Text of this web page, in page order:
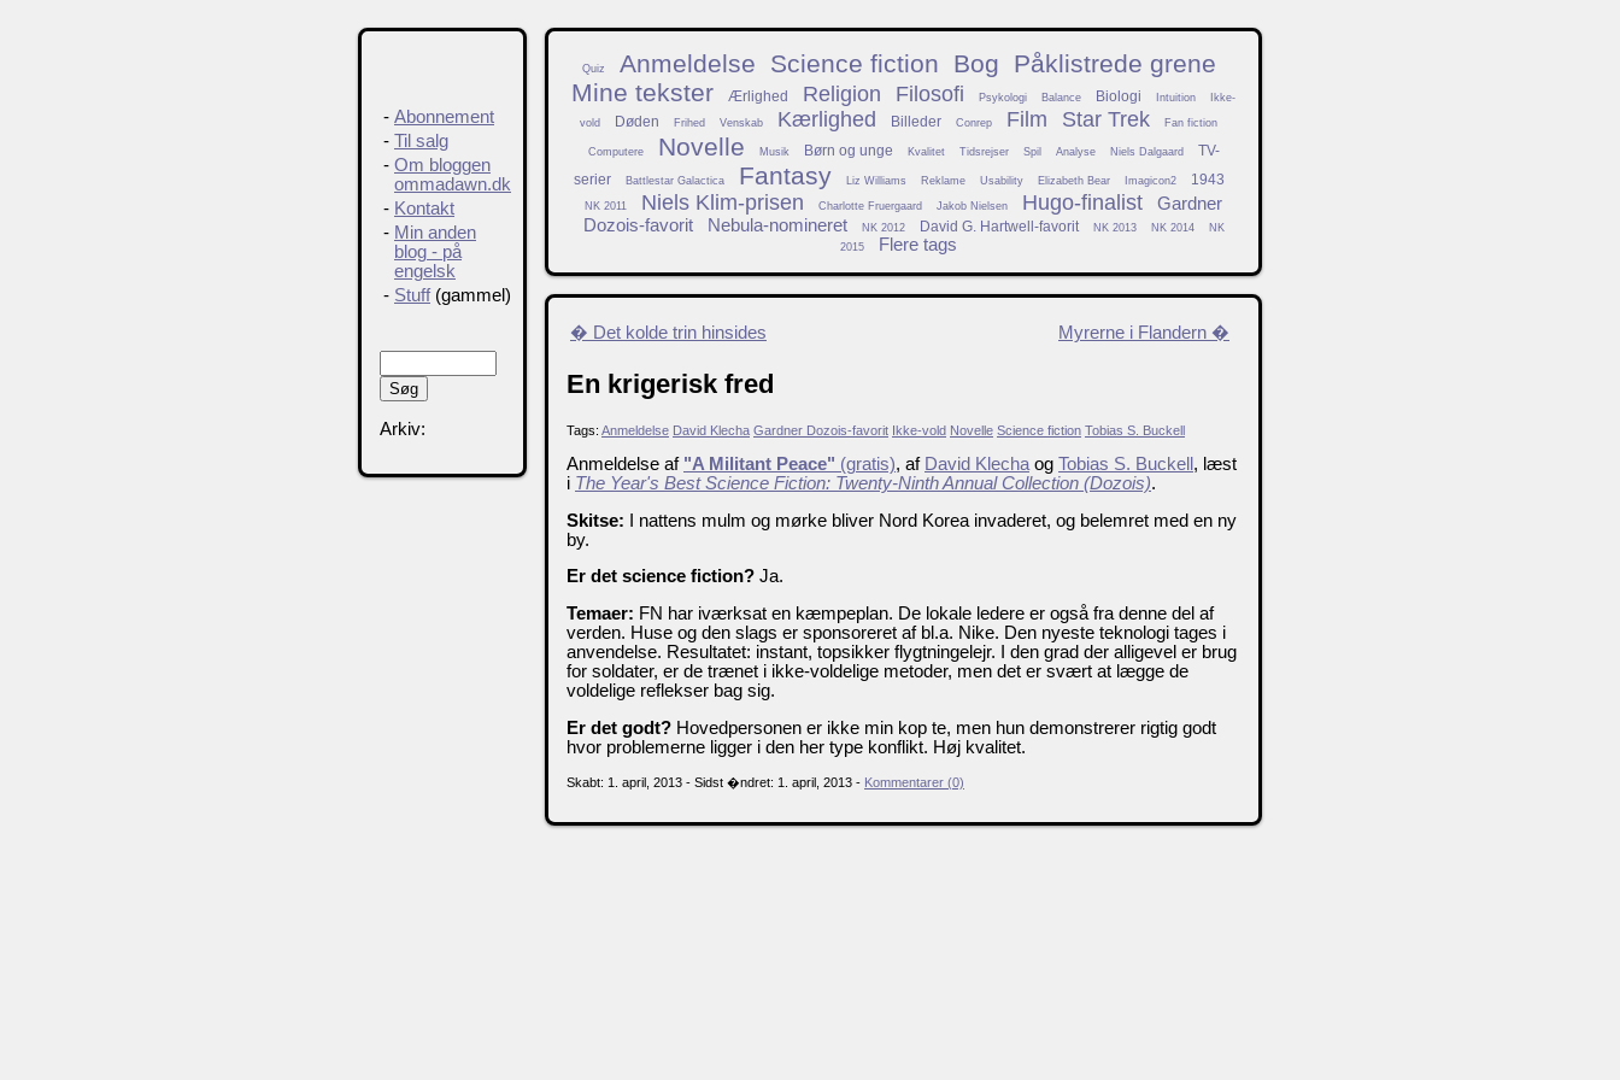
Quiz Anmeldelse Science fiction Bog
Påklistrede grene
Mine tekster
Ærlighed Religion Filosofi Psykologi Balance Biologi Intuition Ikke-
vold Døden Frihed Venskab Kærlighed Billeder Conrep Film Star Trek Fan fiction
Computere Novelle Musik Børn og unge Kvalitet Tidsrejser Spil Analyse Niels Dalgaard
TV-
serier
Battlestar Galactica Fantasy Liz Williams Reklame Usability Elizabeth Bear Imagicon2 1943
NK 2011 Niels Klim-prisen Charlotte Fruergaard Jakob Nielsen Hugo-finalist
Gardner
Dozois-favorit
Nebula-nomineret NK 2012 David G. Hartwell-favorit NK 2013 NK 2014
NK
2015
Flere tags
� Det kolde trin hinsides Myrerne i Flandern �
En krigerisk fred
Tags: Anmeldelse David Klecha Gardner Dozois-favorit Ikke-vold Novelle Science fiction Tobias S. Buckell
Anmeldelse af "A Militant Peace" (gratis), af David Klecha og Tobias S. Buckell , læst
i The Year's Best Science Fiction: Twenty-Ninth Annual Collection (Dozois).
Skitse: I nattens mulm og mørke bliver Nord Korea invaderet, og belemret med en ny
by.
Er det science fiction? Ja.
Temaer: FN har iværksat en kæmpeplan. De lokale ledere er også fra denne del af
verden. Huse og den slags er sponsoreret af bl.a. Nike. Den nyeste teknologi tages i
anvendelse. Resultatet: instant, topsikker flygtningelejr. I den grad der alligevel er brug
for soldater, er de trænet i ikke-voldelige metoder, men det er svært at lægge de
voldelige reflekser bag sig.
Er det godt? Hovedpersonen er ikke min kop te, men hun demonstrerer rigtig godt
hvor problemerne ligger i den her type konflikt. Høj kvalitet.
Skabt: 1. april, 2013 - Sidst �ndret: 1. april, 2013 - Kommentarer (0)
- Abonnement
- Til salg
- Om bloggen
ommadawn.dk
- Kontakt
- Min anden
blog - på
engelsk
- Stuff(gammel)
Arkiv: